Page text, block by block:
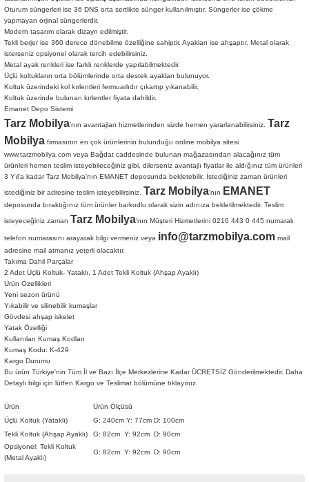
Oturum süngerleri ise 36 DNS orta sertlikte sünger kullanılmıştır. Süngerler ise çökme
yapmayan orjinal süngerlerdir.
Modern tasarım olarak dizayn edilmiştir.
Tekli berjer ise 360 derece dönebilme özelliğine sahiptir. Ayakları ise ahşaptır. Metal olarak
isterseniz opsiyonel olarak tercih edebilirsiniz.
Metal ayak renkleri ise farklı renklerde yapılabilmektedir.
Üçlü koltukların orta bölümlerinde orta destek ayakları bulunuyor.
Koltuk üzerindeki kol kırlentleri fermuarlıdır çıkartıp yıkanabilir.
Koltuk üzerinde bulunan kırlentler fiyata dahildir.
Emanet Depo Sistemi
Tarz Mobilya'nın avantajları hizmetlerinden sizde hemen yararlanabilirsiniz. Tarz
Mobilya firmasının en çok ürünlerinin bulunduğu online mobilya sitesi
www.tarzmobilya.com veya Bağdat caddesinde bulunan mağazasından alacağınız tüm
ürünleri hemen teslim isteyebileceğiniz gibi, dilerseniz avantajlı fiyatlar ile aldığınız tüm ürünleri
3 Yıl'a kadar Tarz Mobilya'nın EMANET deposunda bekletebilir. İstediğiniz zaman ürünleri
istediğiniz bir adresine teslim isteyebilirsiniz. Tarz Mobilya'nın EMANET
deposunda bıraktığınız tüm ürünler barkodlu olarak sizin adınıza bekletilmektedir. Teslim
isteyeceğiniz zaman Tarz Mobilya'nın Müşteri Hizmetlerini 0216 443 0 445 numaralı
telefon numarasını arayarak bilgi vermeniz veya info@tarzmobilya.com mail
adresine mail atmanız yeterli olacaktır.
Takıma Dahil Parçalar
2 Adet Üçlü Koltuk- Yataklı, 1 Adet Tekli Koltuk (Ahşap Ayaklı)
Ürün Özellikleri
Yeni sezon ürünü
Yıkabilir ve silinebilir kumaşlar
Gövdesi ahşap iskelet
Yatak Özelliği
Kullanılan Kumaş Kodları
Kumaş Kodu: K-429
Kargo Durumu
Bu ürün Türkiye'nin Tüm İl ve Bazı İlçe Merkezlerine Kadar ÜCRETSİZ Gönderilmektedir. Daha
Detaylı bilgi için lütfen Kargo ve Teslimat bölümüne tıklayınız.
Ürün
Ürün Ölçüsü
Üçlü Koltuk (Yataklı)
G: 240cm Y: 77cm D: 100cm
Tekli Koltuk (Ahşap Ayaklı)
G: 82cm Y: 92cm D: 90cm
Opsiyonel: Tekli Koltuk
(Metal Ayaklı)
G: 82cm Y: 92cm D: 90cm
🚚
Mobilya
Kargo ve
Teslimat